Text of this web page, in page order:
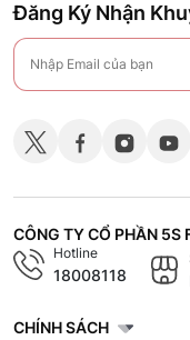
Đăng Ký Nhận
CÔNG TY CỔ PHẦN 5S
Hotline
18008118
CHÍNH SÁCH